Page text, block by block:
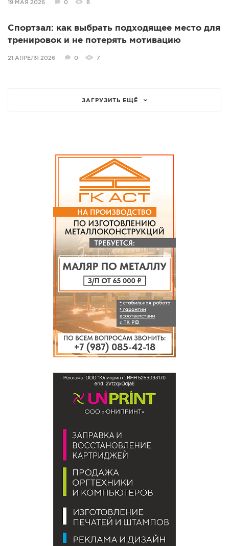
19 МАЯ 2026 0 8
Спортзал: как выбрать подходящее место для
тренировок и не потерять мотивацию
21 АПРЕЛЯ 2026 0 7
ЗАГРУЗИТЬ ЕЩЁ